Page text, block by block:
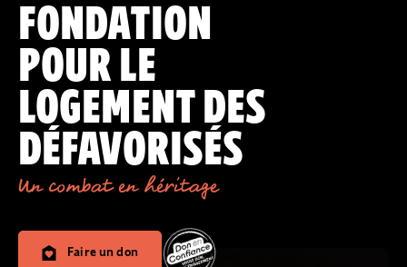
FONDATION
POUR LE
LOGEMENT DES
DÉFAVORISÉS
Un combat en héritage
Faire un don